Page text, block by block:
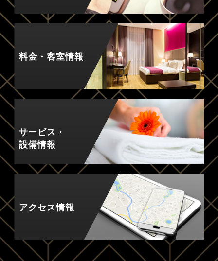
料金・客室情報
サービス・
設備情報
アクセス情報